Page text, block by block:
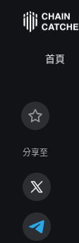
首頁
分享至